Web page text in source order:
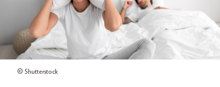
© Shutterstock